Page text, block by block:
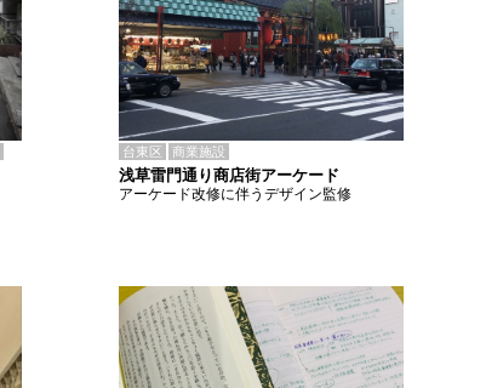
台東区 商業施設
浅草雷門通り商店街アーケード
アーケード改修に伴うデザイン監修